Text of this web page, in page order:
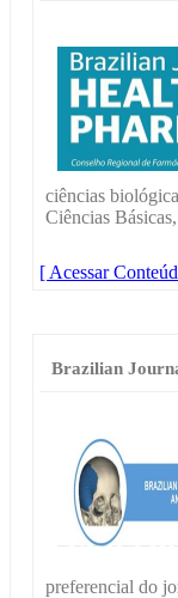
ciências
Ciências
[ Acessar
Brazilian
preferencial do